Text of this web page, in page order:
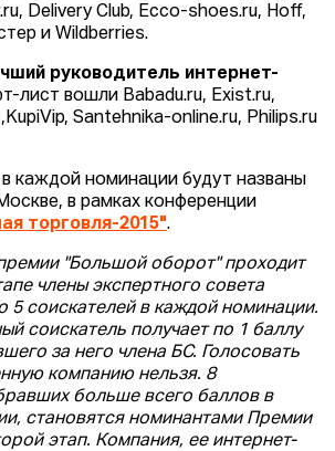
Delivery Club, Ecco-shoes.ru, Hoff,
и Wildberries.
руководитель интернет-
лист вошли Babadu.ru, Exist.ru,
Santehnika-online.ru, Philips.ru
в каждой номинации будут названы
в рамках конференции
торговля-2015".
"Большой оборот" проходит
члены экспертного совета
5 соискателей в каждой номинации.
соискатель получает по 1 баллу
за него члена БС. Голосовать
компанию нельзя. 8
больше всего баллов в
становятся номинантами Премии
этап. Компания, ее интернет-